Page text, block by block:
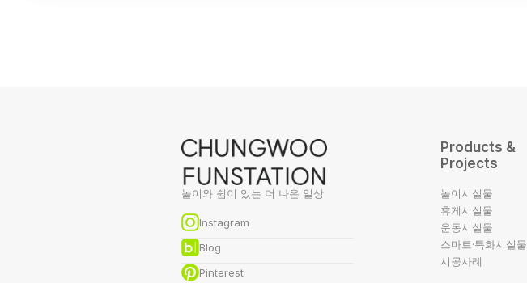
놀이와 쉼이 있는 더 나은 일상
Instagram
Blog
Pinterest
Products &
Projects
놀이시설물
휴게시설물
운동시설물
스마트·특화시설물
시공사례